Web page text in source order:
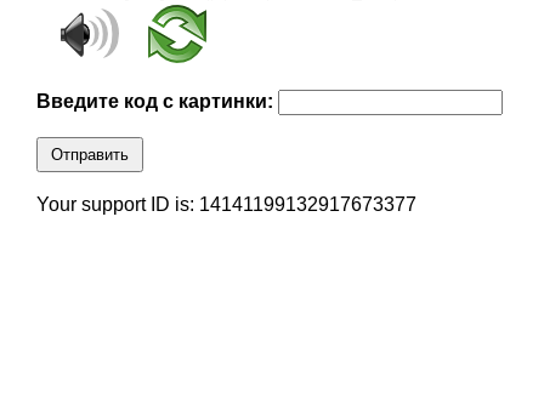
Введите код с картинки:
Отправить
Your support ID is: 14141199132917673377